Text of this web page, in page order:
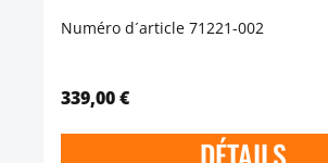
Numéro d´article 71221-002
339,00 €